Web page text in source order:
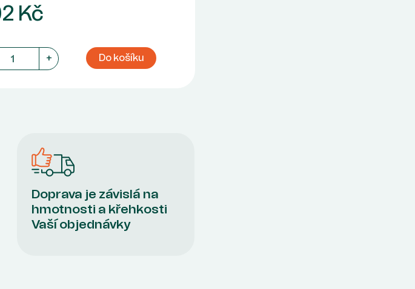
Kč
+ Do košíku
Doprava je závislá na
hmotnosti a křehkosti
Vaší objednávky